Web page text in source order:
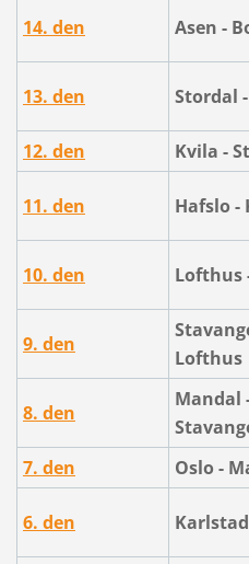
14. den Asen -
13. den Stordal
12. den
Kvila -
11. den Hafslo -
10. den Lofthus
9. den
Lofthus
8. den
Mandal
7. den Oslo -
6. den